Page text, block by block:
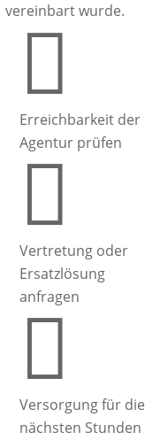
vereinbart wurde.

Erreichbarkeit der
Agentur prüfen

Vertretung oder
Ersatzlösung
anfragen

Versorgung für die
nächsten Stunden